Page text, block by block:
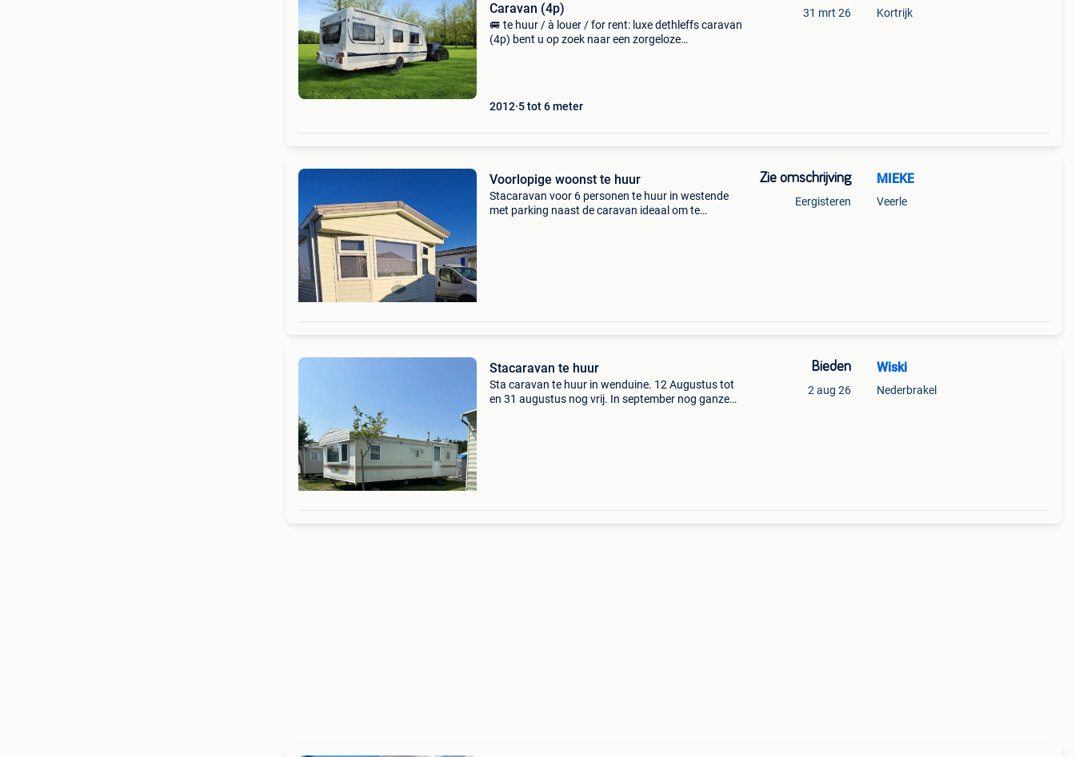
Caravan (4p)
🚐 te huur / à louer / for rent: luxe dethleffs caravan
(4p) bent u op zoek naar een zorgeloze
2012 5 tot 6 meter
31 mrt 26 Kortrijk
Voorlopige woonst te huur
Stacaravan voor 6 personen te huur in westende
met parking naast de caravan ideaal om te
Zie omschrijving
Eergisteren
MIEKE
Veerle
Stacaravan te huur
Sta caravan te huur in wenduine. 12 Augustus tot
en 31 augustus nog vrij. In september nog ganze
Bieden
2 aug 26
Wiski
Nederbrakel